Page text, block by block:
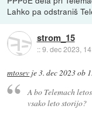
Lahko pa odstraniš
strom_15
::9. dec 2023,
mtosev je3. dec 2023 ob
A bo Telemach
vsako leto storijo?